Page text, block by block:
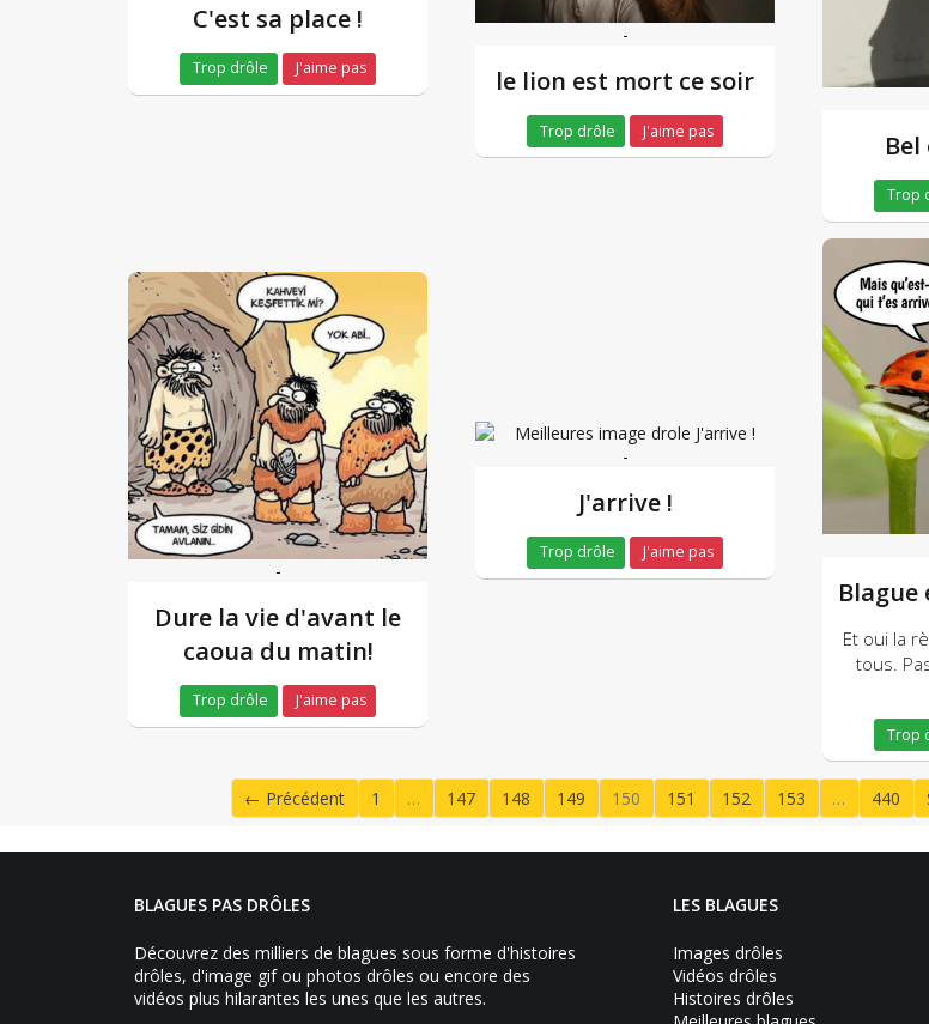
C'est sa place !
Trop drôle J'aime pas
-
le lion est mort ce soir
Trop drôle J'aime pas
Trop
-
Dure la vie d'avant le
caoua du matin!
Trop drôle J'aime pas
-
J'arrive !
Trop drôle J'aime pas
Blague
Et oui la
tous.
Trop
← Précédent 1 … 147 148 149
150
151 152 153 … 440
BLAGUES PAS DRÔLES
Découvrez des milliers de blagues sous forme d'histoires
drôles, d'image gif ou photos drôles ou encore des
vidéos plus hilarantes les unes que les autres.
LES BLAGUES
Images drôles
Vidéos drôles
Histoires drôles